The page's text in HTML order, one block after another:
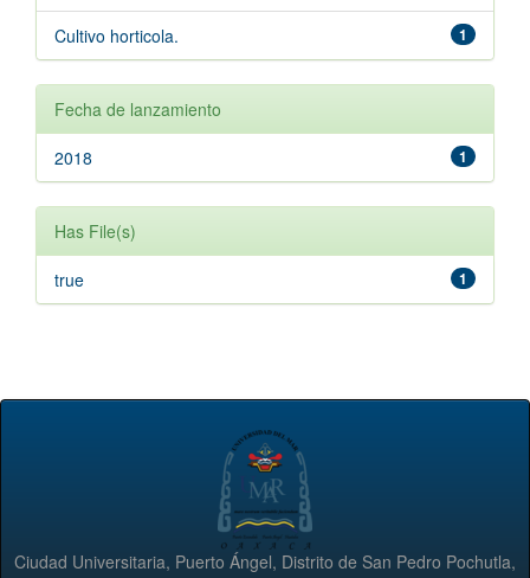
1
Cultivo horticola.
Fecha de lanzamiento
1
2018
Has File(s)
1
true
Ciudad Universitaria, Puerto Ángel, Distrito de San Pedro Pochutla,